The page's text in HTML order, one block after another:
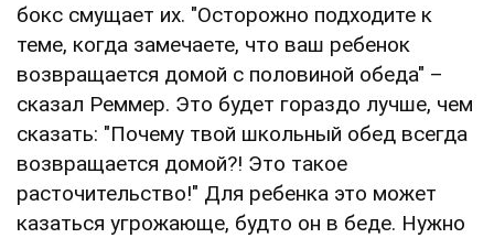
бокс смущает их. "Осторожно подходите к
теме, когда замечаете, что ваш ребенок
возвращается домой с половиной обеда" –
сказал Реммер. Это будет гораздо лучше, чем
сказать: "Почему твой школьный обед всегда
возвращается домой?! Это такое
расточительство!" Для ребенка это может
казаться угрожающе, будто он в беде. Нужно